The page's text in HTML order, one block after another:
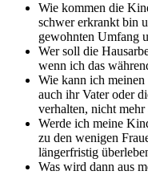
Wie kommen die
schwer erkrankt bin
gewohnten Umfang
Wer soll die
wenn ich das
Wie kann ich
auch ihr Vater oder
verhalten, nicht
Werde ich meine
zu den wenigen
längerfristig
Was wird dann aus